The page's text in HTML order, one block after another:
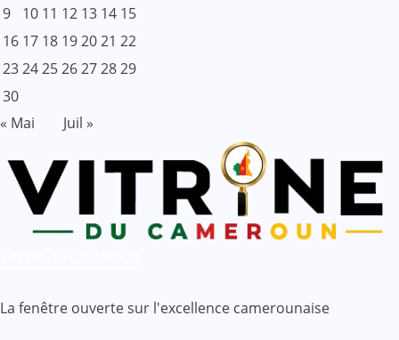
9
10 11 12 13 14 15
16 17 18 192021 22
23242526272829
30
« Mai
Juil »
La fenêtre ouverte sur l'excellence camerounaise